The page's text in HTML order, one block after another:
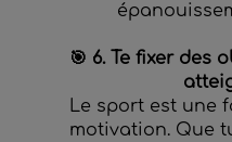
🎯 6. Te fixer des
Le sport est une
motivation. Que